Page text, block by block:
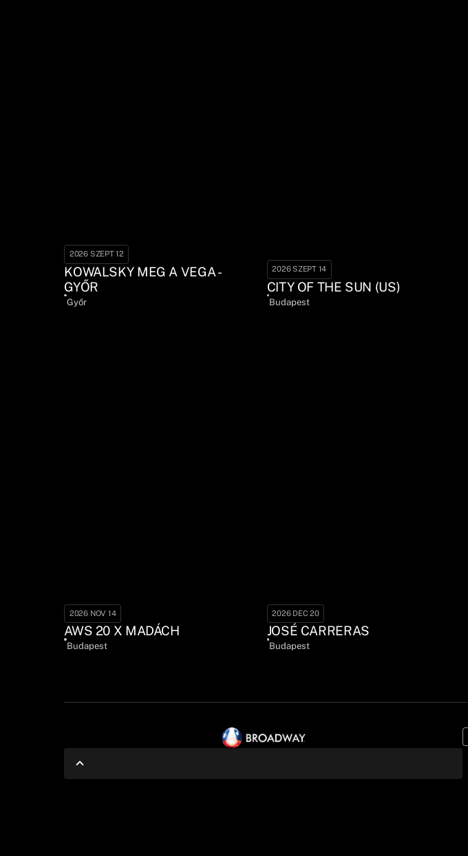
2026 SZEPT 12
KOWALSKY MEG A VEGA -
GYŐR
Győr
2026 SZEPT 14
CITY OF THE SUN (US)
Budapest
2026 NOV 14
AWS 20 X MADÁCH
Budapest
2026 DEC 20
JOSÉ CARRERAS
Budapest